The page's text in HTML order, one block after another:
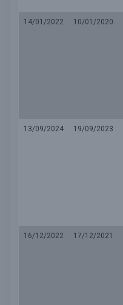
14/01/2022 10/01/2020
13/09/2024 19/09/2023
16/12/2022 17/12/2021